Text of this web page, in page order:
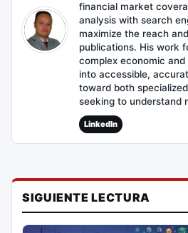
financial market
analysis with search
maximize the reach
publications. His work
complex economic
into accessible,
toward both
seeking to understand
LinkedIn
SIGUIENTE LECTURA